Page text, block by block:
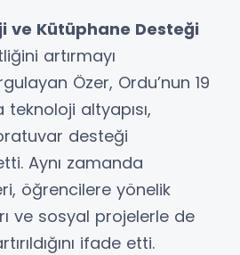
ve Kütüphane Desteği
artırmayı
Özer, Ordu’nun 19
altyapısı,
desteği
Aynı zamanda
öğrencilere yönelik
ve sosyal projelerle de
ifade etti.